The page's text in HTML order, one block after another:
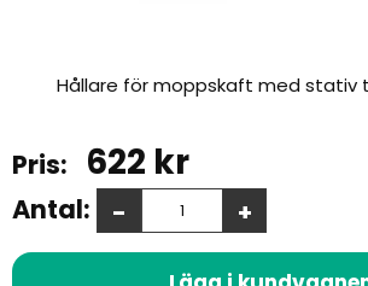
Hållare för moppskaft med stativ
622 kr
Antal: +
-